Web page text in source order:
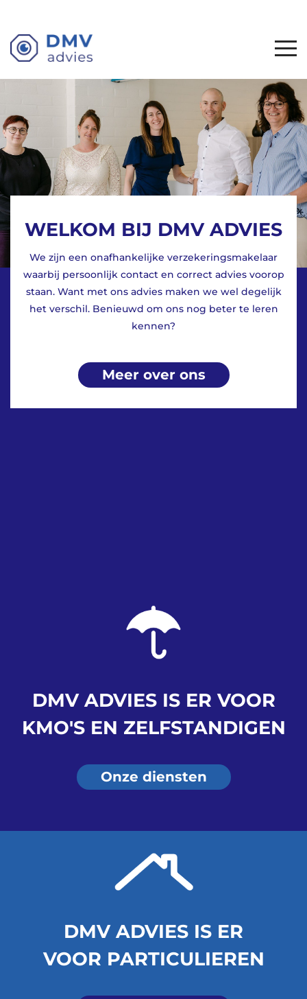
WELKOM BIJ DMV ADVIES
We zijn een onafhankelijke verzekeringsmakelaar
waarbij persoonlijk contact en correct advies voorop
staan. Want met ons advies maken we wel degelijk
het verschil. Benieuwd om ons nog beter te leren
kennen?
Meer over ons
DMV ADVIES IS ER VOOR
KMO'S EN ZELFSTANDIGEN
Onze diensten
DMV ADVIES IS ER
VOOR PARTICULIEREN